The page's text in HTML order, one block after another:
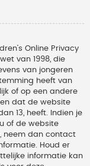
Online Privacy
van 1998, die
van jongeren
heeft van
of op een andere
dat de website
13, heeft. Indien je
of de website
neem dan contact
Houd er
informatie kan